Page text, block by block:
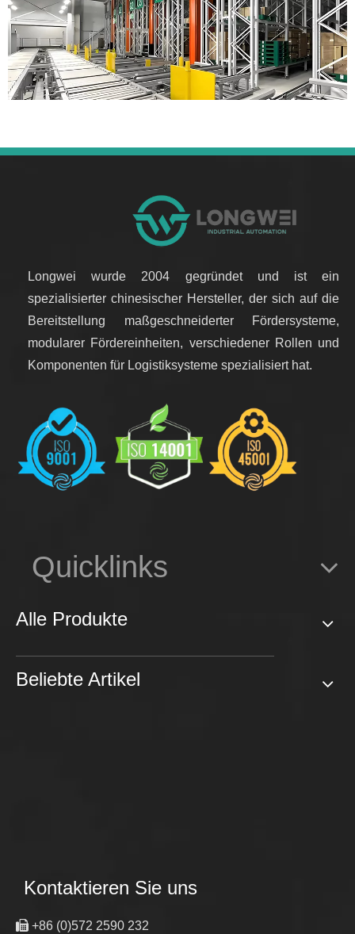
Longwei wurde 2004 gegründet und ist ein
spezialisierter chinesischer Hersteller, der sich auf die
Bereitstellung maßgeschneiderter Fördersysteme,
modularer Fördereinheiten, verschiedener Rollen und
Komponenten für Logistiksysteme spezialisiert hat.
Quicklinks
Alle Produkte
Beliebte Artikel
Kontaktieren Sie uns
 +86 (0)572 2590 232